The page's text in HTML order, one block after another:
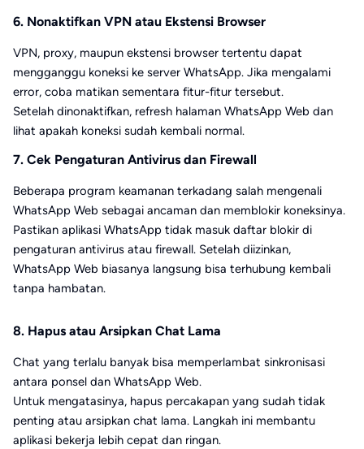
6. Nonaktifkan VPN atau Ekstensi Browser
VPN, proxy, maupun ekstensi browser tertentu dapat
mengganggu koneksi ke server WhatsApp. Jika mengalami
error, coba matikan sementara fitur-fitur tersebut.
Setelah dinonaktifkan, refresh halaman WhatsApp Web dan
lihat apakah koneksi sudah kembali normal.
7. Cek Pengaturan Antivirus dan Firewall
Beberapa program keamanan terkadang salah mengenali
WhatsApp Web sebagai ancaman dan memblokir koneksinya.
Pastikan aplikasi WhatsApp tidak masuk daftar blokir di
pengaturan antivirus atau firewall. Setelah diizinkan,
WhatsApp Web biasanya langsung bisa terhubung kembali
tanpa hambatan.
8. Hapus atau Arsipkan Chat Lama
Chat yang terlalu banyak bisa memperlambat sinkronisasi
antara ponsel dan WhatsApp Web.
Untuk mengatasinya, hapus percakapan yang sudah tidak
penting atau arsipkan chat lama. Langkah ini membantu
aplikasi bekerja lebih cepat dan ringan.